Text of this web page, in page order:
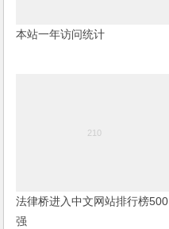
本站一年访问统计
法律桥进入中文网站排行榜500
强